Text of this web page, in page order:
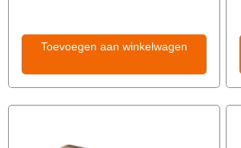
Toevoegen aan winkelwagen